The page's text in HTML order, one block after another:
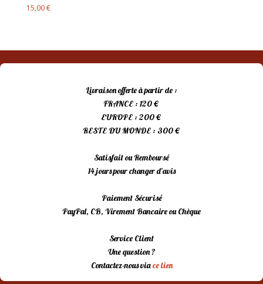
15,00€
Livraison offerte à partir de :
FRANCE : 120 €
EUROPE : 200 €
RESTE DU MONDE : 300 €
Satisfait ou Remboursé
14 jours pour changer d’avis
Paiement Sécurisé
PayPal, CB, Virement Bancaire ou Chèque
Service Client
Une question ?
Contactez-nous viace lien